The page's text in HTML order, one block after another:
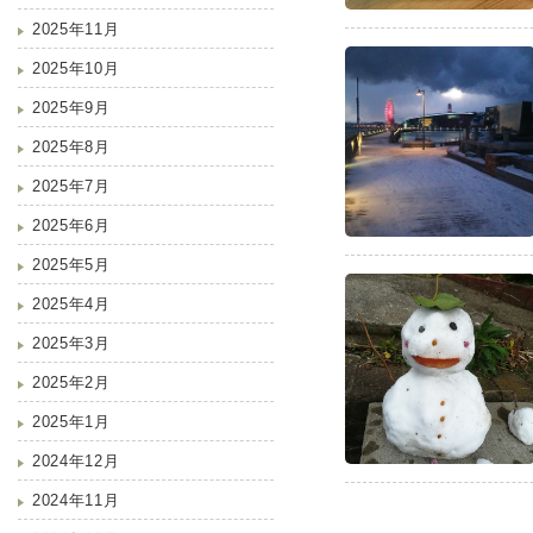
2025年11月
2025年10月
2025年9月
2025年8月
2025年7月
2025年6月
2025年5月
2025年4月
2025年3月
2025年2月
2025年1月
2024年12月
2024年11月